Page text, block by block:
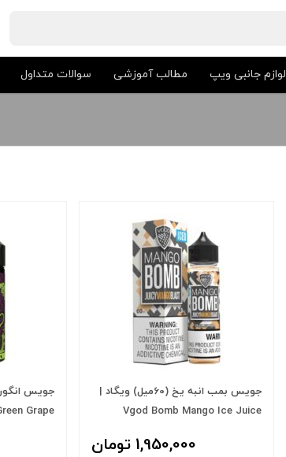
لوازم جانبی ویپ مطالب آموزشی سوالات متداول
جویس بمب انبه یخ (60میل) ویگاد |
Vgod Bomb Mango Ice Juice
1,950,000 تومان
Grape